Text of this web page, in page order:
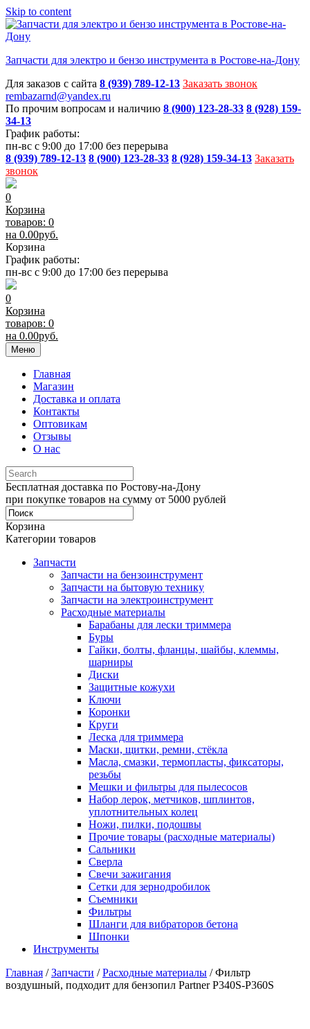
Skip to content
Запчасти для электро и бензо инструмента в Ростове-на-Дону
Для заказов с сайта 8 (939) 789-12-13 Заказать звонок
rembazarnd@yandex.ru
По прочим вопросам и наличию 8 (900) 123-28-33 8 (928) 159-
34-13
График работы:
пн-вс с 9:00 до 17:00 без перерыва
8 (939) 789-12-13 8 (900) 123-28-33 8 (928) 159-34-13 Заказать
звонок
0
Корзина
товаров: 0
на 0.00руб.
Корзина
График работы:
пн-вс с 9:00 до 17:00 без перерыва
0
Корзина
товаров: 0
на 0.00руб.
Меню
Главная
Магазин
Доставка и оплата
Контакты
Оптовикам
Отзывы
О нас
Бесплатная доставка по Ростову-на-Дону
при покупке товаров на сумму от 5000 рублей
Корзина
Категории товаров
Запчасти
Запчасти на бензоинструмент
Запчасти на бытовую технику
Запчасти на электроинструмент
Расходные материалы
Барабаны для лески триммера
Буры
Гайки, болты, фланцы, шайбы, клеммы,
шарниры
Диски
Защитные кожухи
Ключи
Коронки
Круги
Леска для триммера
Маски, щитки, ремни, стёкла
Масла, смазки, термопласты, фиксаторы,
резьбы
Мешки и фильтры для пылесосов
Набор лерок, метчиков, шплинтов,
уплотнительных колец
Ножи, пилки, подошвы
Прочие товары (расходные материалы)
Сальники
Сверла
Свечи зажигания
Сетки для зернодробилок
Съемники
Фильтры
Шланги для вибраторов бетона
Шпонки
Инструменты
Главная /Запчасти /Расходные материалы / Фильтр
воздушный, подходит для бензопил Partner P340S-P360S